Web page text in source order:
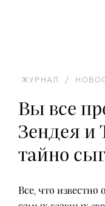
ЖУРНАЛ /
Вы все
Зендея и
тайно
Все, что